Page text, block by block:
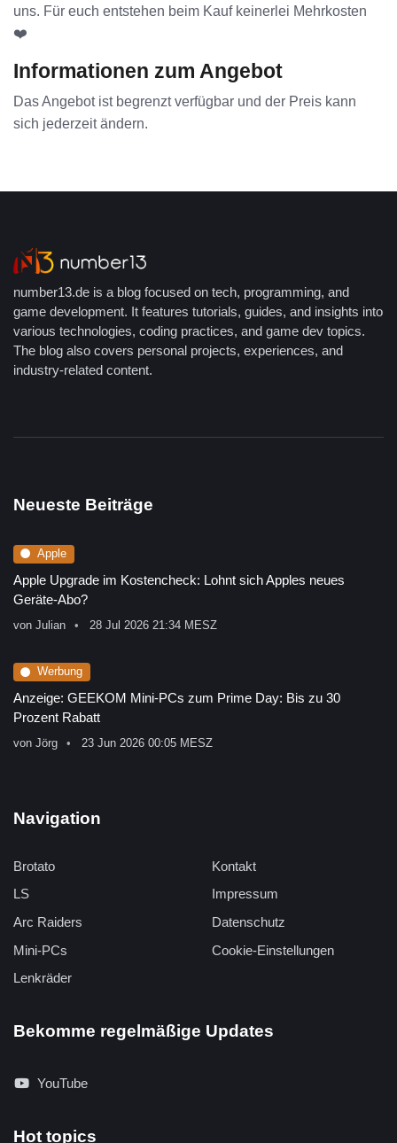
uns. Für euch entstehen beim Kauf keinerlei Mehrkosten
❤️
Informationen zum Angebot
Das Angebot ist begrenzt verfügbar und der Preis kann
sich jederzeit ändern.
number13.de is a blog focused on tech, programming, and
game development. It features tutorials, guides, and insights into
various technologies, coding practices, and game dev topics.
The blog also covers personal projects, experiences, and
industry-related content.
Neueste Beiträge
Apple
Apple Upgrade im Kostencheck: Lohnt sich Apples neues
Geräte-Abo?
von Julian 28 Jul 2026 21:34 MESZ
Werbung
Anzeige: GEEKOM Mini-PCs zum Prime Day: Bis zu 30
Prozent Rabatt
von Jörg 23 Jun 2026 00:05 MESZ
Navigation
Brotato
LS
Arc Raiders
Mini-PCs
Lenkräder
Kontakt
Impressum
Datenschutz
Cookie-Einstellungen
Bekomme regelmäßige Updates
YouTube
Hot topics